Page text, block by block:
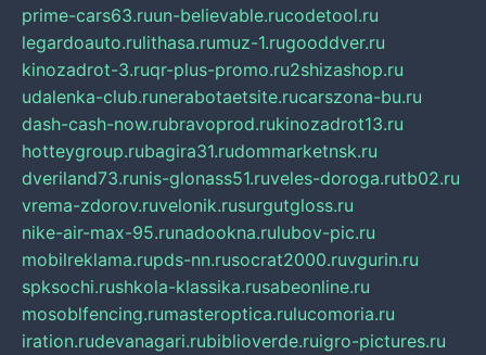
prime-cars63.ruun-believable.rucodetool.ru
legardoauto.rulithasa.rumuz-1.rugooddver.ru
kinozadrot-3.ruqr-plus-promo.ru2shizashop.ru
udalenka-club.runerabotaetsite.rucarszona-bu.ru
dash-cash-now.rubravoprod.rukinozadrot13.ru
hotteygroup.rubagira31.rudommarketnsk.ru
dveriland73.runis-glonass51.ruveles-doroga.rutb02.ru
vrema-zdorov.ruvelonik.rusurgutgloss.ru
nike-air-max-95.runadookna.rulubov-pic.ru
mobilreklama.rupds-nn.rusocrat2000.ruvgurin.ru
spksochi.rushkola-klassika.rusabeonline.ru
mosoblfencing.rumasteroptica.rulucomoria.ru
iration.rudevanagari.rubiblioverde.ruigro-pictures.ru